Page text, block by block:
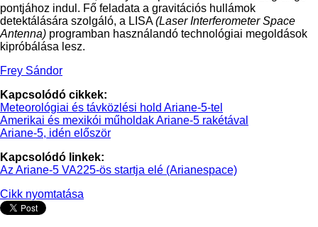
pontjához indul. Fő feladata a gravitációs hullámok
detektálására szolgáló, a LISA(Laser Interferometer Space
Antenna) programban használandó technológiai megoldások
kipróbálása lesz.
Frey Sándor
Kapcsolódó cikkek:
Meteorológiai és távközlési hold Ariane-5-tel
Amerikai és mexikói műholdak Ariane-5 rakétával
Ariane-5, idén először
Kapcsolódó linkek:
Az Ariane-5 VA225-ös startja elé (Arianespace)
Cikk nyomtatása